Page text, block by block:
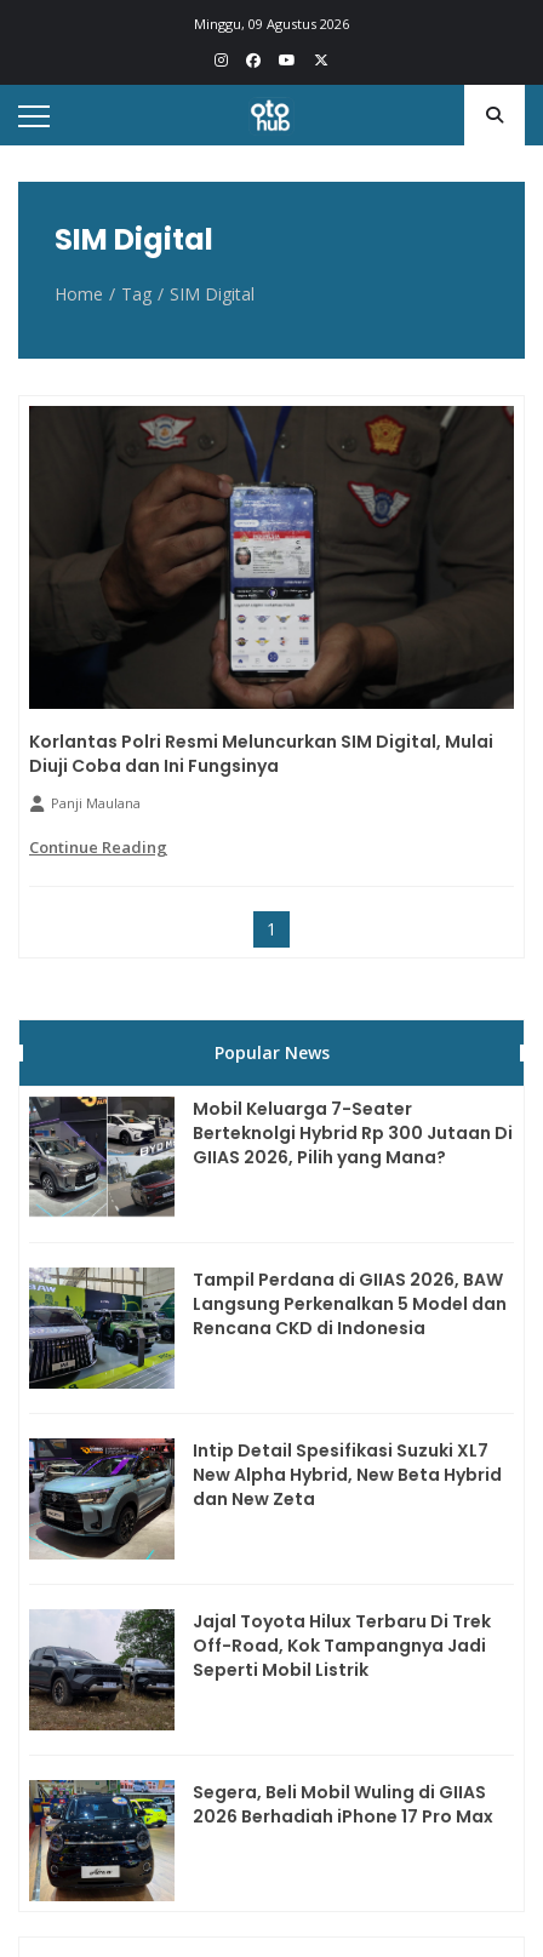
Minggu, 09 Agustus 2026
Otohub.co
Portal berita otomotif Indonesia terkini
SIM Digital
Home Tag SIM Digital
Korlantas Polri Resmi Meluncurkan SIM Digital, Mulai
Diuji Coba dan Ini Fungsinya
Panji Maulana
Continue Reading
1
Popular News
Mobil Keluarga 7-Seater
Berteknolgi Hybrid Rp 300 Jutaan Di
GIIAS 2026, Pilih yang Mana?
Tampil Perdana di GIIAS 2026, BAW
Langsung Perkenalkan 5 Model dan
Rencana CKD di Indonesia
Intip Detail Spesifikasi Suzuki XL7
New Alpha Hybrid, New Beta Hybrid
dan New Zeta
Jajal Toyota Hilux Terbaru Di Trek
Off-Road, Kok Tampangnya Jadi
Seperti Mobil Listrik
Segera, Beli Mobil Wuling di GIIAS
2026 Berhadiah iPhone 17 Pro Max